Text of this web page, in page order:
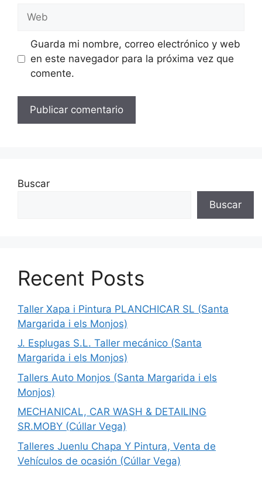
Web
Guarda mi nombre, correo electrónico y web
en este navegador para la próxima vez que
comente.
Buscar
Buscar
Recent Posts
Taller Xapa i Pintura PLANCHICAR SL (Santa
Margarida i els Monjos)
J. Esplugas S.L. Taller mecánico (Santa
Margarida i els Monjos)
Tallers Auto Monjos (Santa Margarida i els
Monjos)
MECHANICAL, CAR WASH & DETAILING
SR.MOBY (Cúllar Vega)
Talleres Juenlu Chapa Y Pintura, Venta de
Vehículos de ocasión (Cúllar Vega)